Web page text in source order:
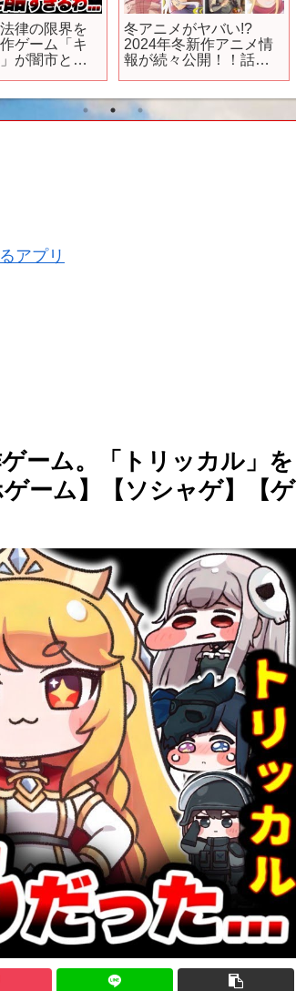
法律の限界を
ゲーム「キ
が闇市と化
告のゲー
冬アニメがヤバい!?
2024年冬新作アニメ情
報が続々公開！！話題
アプリ
ーム。「トリッカル」を
ーム】【ソシャゲ】【ゲ